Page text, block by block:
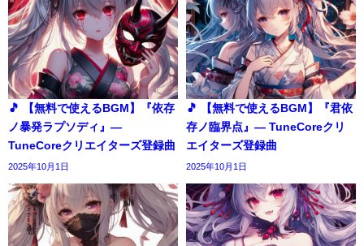
🎵 【無料で使えるBGM】『依存
ノ暴発ラプソディ』―
TuneCoreクリエイターズ登録曲
2025年10月1日
🎵 【無料で使えるBGM】『君依
存ノ臨界点』― TuneCoreクリ
エイターズ登録曲
2025年10月1日